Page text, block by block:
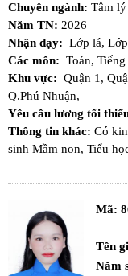
Chuyên ngành: Tâm lý
Năm TN: 2026
Nhận dạy: Lớp lá,
Các môn: Toán,
Khu vực: Quận 1,
Q.Phú Nhuận,
Yêu cầu lương tối
Thông tin khác: Có
sinh Mầm non, Tiểu
Mã:
Tên
Năm